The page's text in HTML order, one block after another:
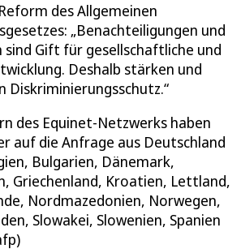
des Allgemeinen
„Benachteiligungen und
sind Gift für gesellschaftliche und
Deshalb stärken und
Diskriminierungsschutz.“
des Equinet-Netzwerks haben
auf die Anfrage aus Deutschland
Bulgarien, Dänemark,
Griechenland, Kroatien, Lettland,
Nordmazedonien, Norwegen,
Slowakei, Slowenien, Spanien